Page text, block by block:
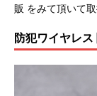
販 をみて頂いて
防犯ワイヤレ